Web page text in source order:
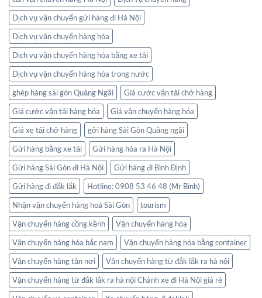
Dịch vụ vận chuyển gửi hàng đi Hà Nội
Dịch vụ vận chuyển hàng hóa
Dịch vụ vận chuyển hàng hóa bằng xe tải
Dịch vụ vận chuyển hàng hóa trong nước
ghép hàng sài gòn Quảng Ngãi
Giá cước vận tải chở hàng
Giá cước vận tải hàng hóa
Giá vận chuyển hàng hóa
Giá xe tải chở hàng
gởi hàng Sài Gòn Quảng ngãi
Gửi hàng bằng xe tải
Gửi hàng hóa ra Hà Nội
Gửi hàng Sài Gòn đi Hà Nội
Gửi hàng đi Bình Định
Gửi hàng đi đắk lắk
Hotline: 0908 53 46 48 (Mr Bình)
Nhận vận chuyển hàng hoá Sài Gòn
tourism
Vận chuyển hàng cồng kềnh
Vận chuyển hàng hóa
Vận chuyển hàng hóa bắc nam
Vận chuyển hàng hóa bằng container
Vận chuyển hàng tận nơi
Vận chuyển hàng từ đắk lắk ra hà nội
Vận chuyển hàng từ đắk lắk ra hà nội Chành xe đi Hà Nội giá rẻ